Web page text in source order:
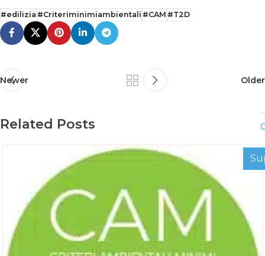
#edilizia #Criteriminimiambientali #CAM #T2D
Newer Older
Related Posts